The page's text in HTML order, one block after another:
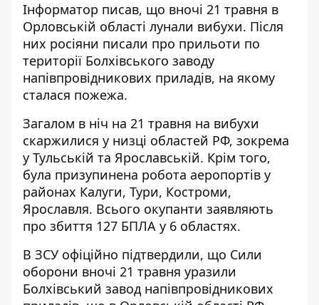
Інформатор писав, що вночі 21 травня в
Орловській області лунали вибухи. Після
них росіяни писали про прильоти по
території Болхівського заводу
напівпровідникових приладів, на якому
сталася пожежа.
Загалом в ніч на 21 травня на вибухи
скаржилися у низці областей РФ, зокрема
у Тульській та Ярославській. Крім того,
була призупинена робота аеропортів у
районах Калуги, Тури, Костроми,
Ярославля. Всього окупанти заявляють
про збиття 127 БПЛА у 6 областях.
В ЗСУ офіційно підтвердили, що Сили
оборони вночі 21 травня уразили
Болхівський завод напівпровідникових